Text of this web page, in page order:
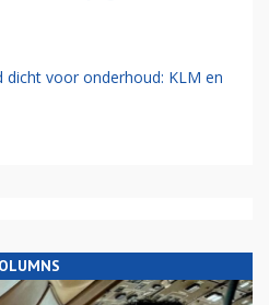
dicht voor onderhoud: KLM en